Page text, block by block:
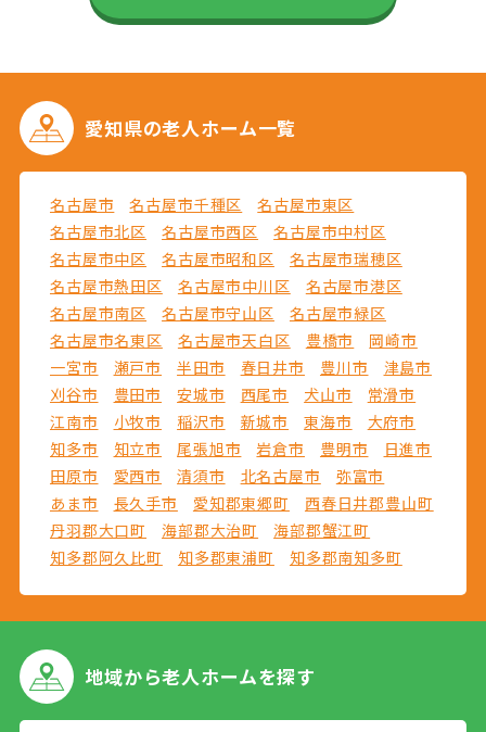
愛知県の老人ホーム一覧
名古屋市 名古屋市千種区
名古屋市東区
名古屋市北区
名古屋市西区
名古屋市中村区
名古屋市中区
名古屋市昭和区
名古屋市瑞穂区
名古屋市熱田区
名古屋市中川区
名古屋市港区
名古屋市南区
名古屋市守山区
名古屋市緑区
名古屋市名東区
名古屋市天白区 豊橋市
岡崎市
一宮市
瀬戸市 半田市 春日井市 豊川市
津島市
刈谷市
豊田市 安城市 西尾市 犬山市
常滑市
江南市
小牧市 稲沢市 新城市 東海市
大府市
知多市
知立市 尾張旭市 岩倉市 豊明市
日進市
田原市
愛西市 清須市 北名古屋市
弥富市
あま市
長久手市 愛知郡東郷町
西春日井郡豊山町
丹羽郡大口町
海部郡大治町
海部郡蟹江町
知多郡阿久比町
知多郡東浦町 知多郡南知多町
地域から老人ホームを探す